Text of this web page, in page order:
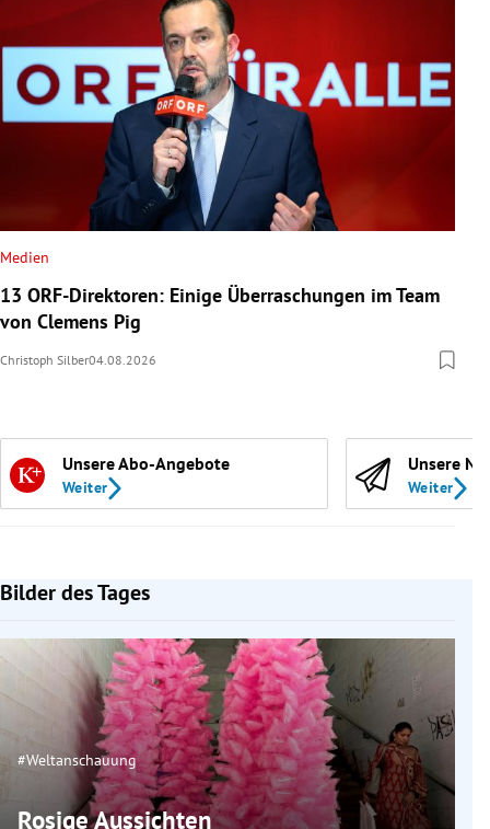
Medien
13 ORF-Direktoren: Einige Überraschungen im Team
von Clemens Pig
Christoph Silber04.08.2026
Unsere Abo-Angebote
Weiter
Unsere
Weiter
Bilder des Tages
#Weltanschauung
Rosige Aussichten